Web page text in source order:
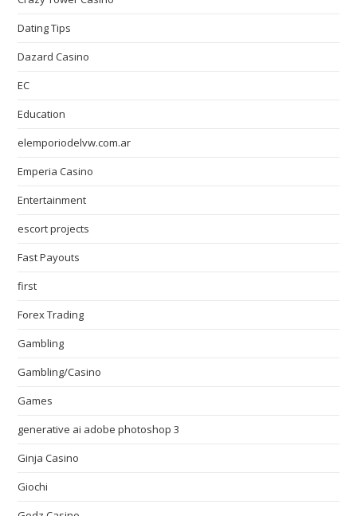
Dating Tips
Dazard Casino
EC
Education
elemporiodelvw.com.ar
Emperia Casino
Entertainment
escort projects
Fast Payouts
first
Forex Trading
Gambling
Gambling/Casino
Games
generative ai adobe photoshop 3
Ginja Casino
Giochi